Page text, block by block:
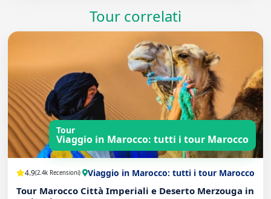
Tour correlati
Tour
Viaggio in Marocco: tutti i tour Marocco
4.9(2.4k Recensioni) Viaggio in Marocco: tutti i tour Marocco
Tour Marocco Città Imperiali e Deserto Merzouga in